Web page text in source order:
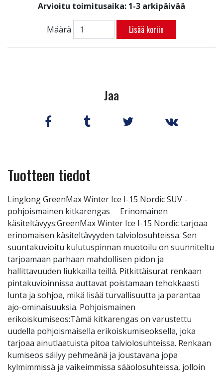
Arvioitu toimitusaika: 1-3 arkipäivää
Määrä Lisää koriin
Jaa
Tuotteen tiedot
Linglong GreenMax Winter Ice I-15 Nordic SUV -
pohjoismainen kitkarengas Erinomainen
käsiteltävyys:GreenMax Winter Ice I-15 Nordic tarjoaa
erinomaisen käsiteltävyyden talviolosuhteissa. Sen
suuntakuvioitu kulutuspinnan muotoilu on suunniteltu
tarjoamaan parhaan mahdollisen pidon ja
hallittavuuden liukkailla teillä. Pitkittäisurat renkaan
pintakuvioinnissa auttavat poistamaan tehokkaasti
lunta ja sohjoa, mikä lisää turvallisuutta ja parantaa
ajo-ominaisuuksia. Pohjoismainen
erikoiskumiseos:Tämä kitkarengas on varustettu
uudella pohjoismaisella erikoiskumiseoksella, joka
tarjoaa ainutlaatuista pitoa talviolosuhteissa. Renkaan
kumiseos säilyy pehmeänä ja joustavana jopa
kylmimmissä ja vaikeimmissa sääolosuhteissa, jolloin